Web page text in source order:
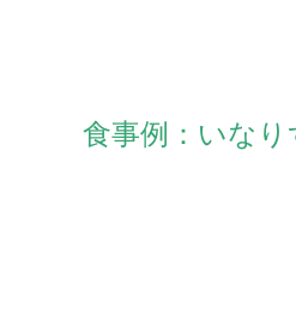
食事例：いなり